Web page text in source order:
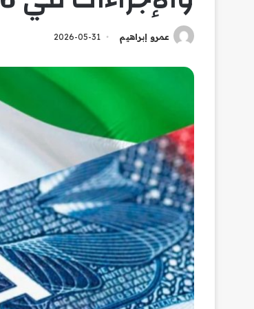
عمرو إبراهيم 2026-05-31